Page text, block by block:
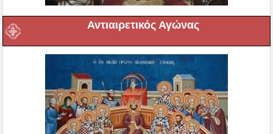
Αντιαιρετικός Αγώνας